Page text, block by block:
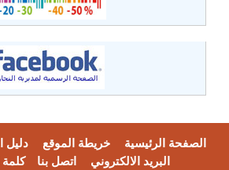
الصفحة الرئيسية خريطة الموقع دليل
البريد الالكتروني
اتصل بنا كلمة